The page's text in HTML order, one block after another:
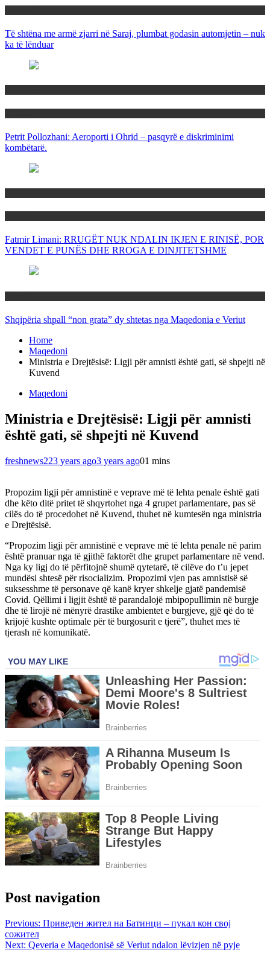
Të shtëna me armë zjarri në Saraj, plumbat godasin automjetin – nuk
ka të lënduar
Petrit Pollozhani: Aeroporti i Ohrid – pasqyrë e diskriminimi
kombëtarë.
Fatmir Limani: RRUGËT NUK NDALIN IKJEN E RINISË, POR
VENDET E PUNËS DHE RROGA E DINJITETSHME
Shqipëria shpall “non grata” dy shtetas nga Maqedonia e Veriut
Home
Maqedoni
Ministria e Drejtësisë: Ligji për amnisti është gati, së shpejti në
Kuvend
Maqedoni
Ministria e Drejtësisë: Ligji për amnisti
është gati, së shpejti në Kuvend
freshnews223 years ago3 years ago01 mins
Propozim ligji për amnistinë e veprave më të lehta penale është gati
dhe këto ditë pritet të shqyrtohet nga 4 grupet parlamentare, pas së
cilës do të procedohet në Kuvend, thuhet në kumtesën nga ministria
e Drejtësisë.
“Propozim ligji për amnistinë e veprave më të lehta penale në parim
është pranuar nga të gjithë faktorët dhe grupet parlamentare në vend.
Nga ky ligj do të përfitojnë shumë qytetarë, të cilëve do t’u jepet
mundësi shtesë për risocializim. Propozimi vjen pas amnistisë së
suksesshme të personave që kanë kryer shkelje gjatë pandemisë
Covid. Qëllimi i ligjit është të parandalojë mbipopullimin në burgje
dhe të lirojë në mënyrë drastike ambientet e burgjeve, gjë që do të
krijojë kushte optimale për të burgosurit e tjerë”, thuhet mes të
tjerash në komunikatë.
Post navigation
Previous: Приведен жител на Батинци – пукал кон свој
сожител
Next: Qeveria e Maqedonisë së Veriut ndalon lëvizjen në pyje